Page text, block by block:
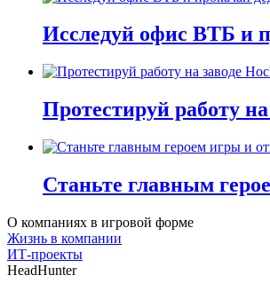
Исследуй офис ВТБ и
Протестируй работу
Станьте главным
О компаниях в игровой форме
Жизнь в компании
ИТ-проекты
HeadHunter